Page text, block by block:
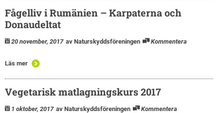
Fågelliv i Rumänien – Karpaterna och
Donaudeltat
20 november, 2017 av Naturskyddsföreningen Kommentera
Läs mer
Vegetarisk matlagningskurs 2017
1 oktober, 2017 av Naturskyddsföreningen Kommentera